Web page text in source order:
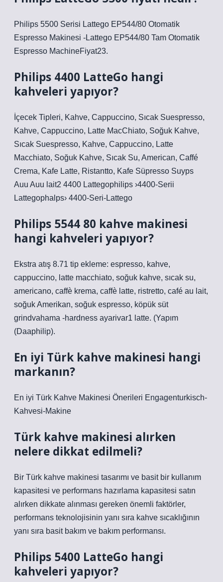
Philips 5500 Serisi Lattego EP544/80 Otomatik
Espresso Makinesi -Lattego EP544/80 Tam Otomatik
Espresso MachineFiyat23.
Philips 4400 LatteGo hangi
kahveleri yapıyor?
İçecek Tipleri, Kahve, Cappuccino, Sıcak Suespresso,
Kahve, Cappuccino, Latte MacChiato, Soğuk Kahve,
Sıcak Suespresso, Kahve, Cappuccino, Latte
Macchiato, Soğuk Kahve, Sıcak Su, American, Caffé
Crema, Kafe Latte, Ristantto, Kafe Süpresso Suyps
Auu Auu lait2 4400 Lattegophilips ›4400-Serii
Lattegophalps› 4400-Seri-Lattego
Philips 5544 80 kahve makinesi
hangi kahveleri yapıyor?
Ekstra atış 8.71 tip ekleme: espresso, kahve,
cappuccino, latte macchiato, soğuk kahve, sıcak su,
americano, caffè krema, caffè latte, ristretto, café au lait,
soğuk Amerikan, soğuk espresso, köpük süt
grindvahama -hardness ayarivar1 latte. (Yapım
(Daaphilip).
En iyi Türk kahve makinesi hangi
markanın?
En iyi Türk Kahve Makinesi Önerileri Engagenturkisch-
Kahvesi-Makine
Türk kahve makinesi alırken
nelere dikkat edilmeli?
Bir Türk kahve makinesi tasarımı ve basit bir kullanım
kapasitesi ve performans hazırlama kapasitesi satın
alırken dikkate alınması gereken önemli faktörler,
performans teknolojisinin yanı sıra kahve sıcaklığının
yanı sıra basit bakım ve bakım performansı.
Philips 5400 LatteGo hangi
kahveleri yapıyor?